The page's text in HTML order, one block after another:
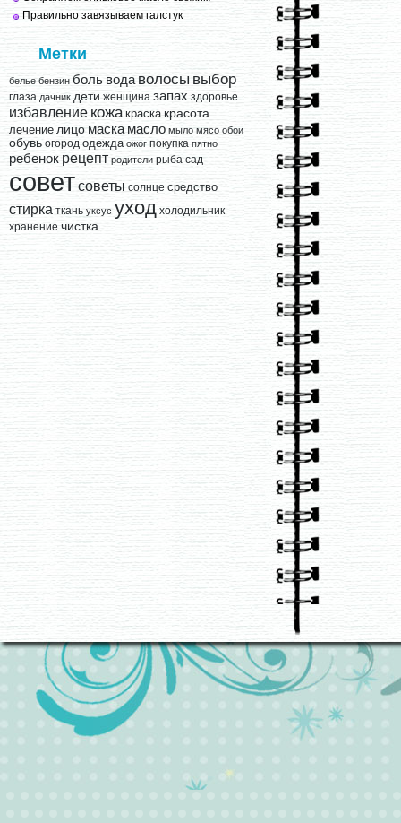
Правильно завязываем галстук
Метки
белье бензин боль вода волосы выбор
глаза дачник дети женщина запах здоровье
избавление кожа краска красота
лечение лицо маска масло мыло мясо обои
обувь огород одежда ожог покупка пятно
ребенок рецепт родители рыба сад
советсоветы солнце средство
стирка ткань уксус уход холодильник
хранение чистка